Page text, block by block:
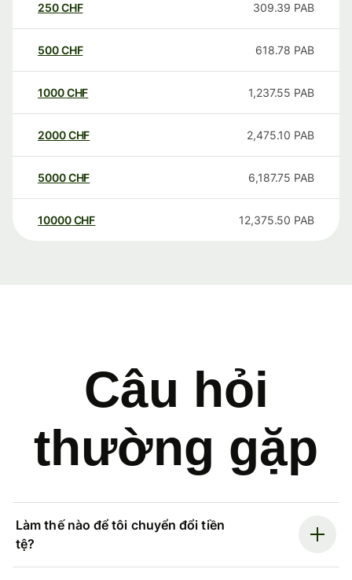
250CHF 309.39 PAB
500CHF 618.78 PAB
1000CHF 1,237.55 PAB
2000CHF 2,475.10 PAB
5000CHF 6,187.75 PAB
10000 CHF 12,375.50 PAB
Câu hỏi
thường gặp
Làm thế nào để tôi chuyển đổi tiền
tệ?